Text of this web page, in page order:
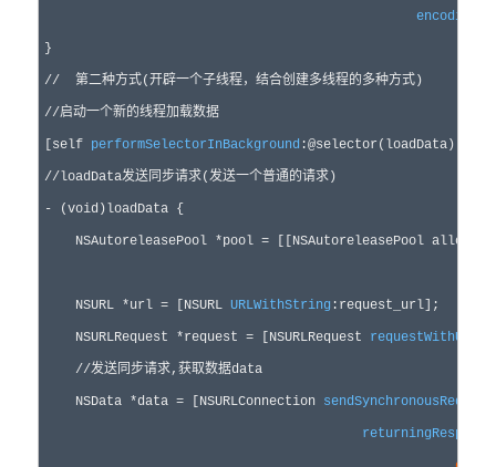
encoding
//
//启动一个新的线程加载数据
[self performSelectorInBackground :@selector(loadData)
//loadData发送同步请求(发送一个普通的请求)
- (void )loadData {
    NSAutoreleasePool
*pool = [[NSAutoreleasePool
    NSURL
*url = [NSURL URLWithString :request_url];
    NSURLRequest
*request = [NSURLRequest requestWithURL
//发送同步请求,获取数据data
    NSData *data =
[NSURLConnection sendSynchronousRequest
returningResponse